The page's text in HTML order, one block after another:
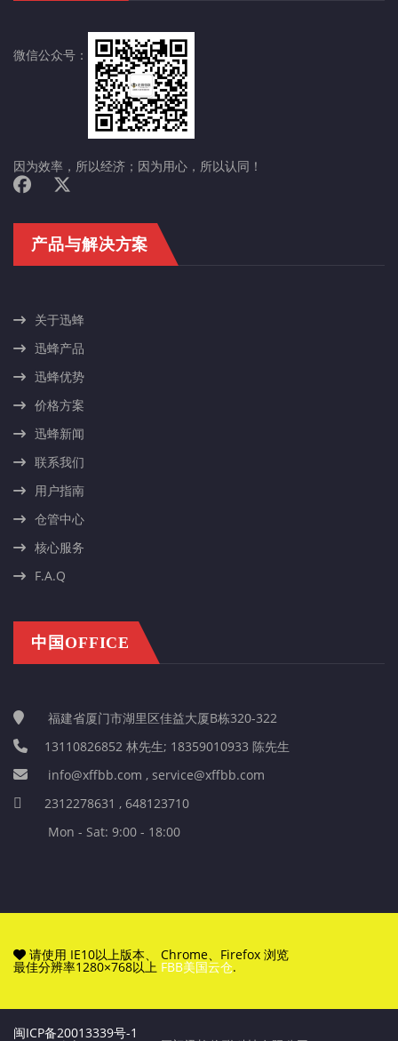
微信公众号：
因为效率，所以经济；因为用心，所以认同！
产品与解决方案
关于迅蜂
迅蜂产品
迅蜂优势
价格方案
迅蜂新闻
联系我们
用户指南
仓管中心
核心服务
F.A.Q
中国OFFICE
福建省厦门市湖里区佳益大厦B栋320-322
13110826852 林先生; 18359010933 陈先生
info@xffbb.com , service@xffbb.com
2312278631 , 648123710
Mon - Sat: 9:00 - 18:00
请使用 IE10以上版本、 Chrome、Firefox 浏览
最佳分辨率1280×768以上 FBB美国云仓.
闽ICP备20013339号-1